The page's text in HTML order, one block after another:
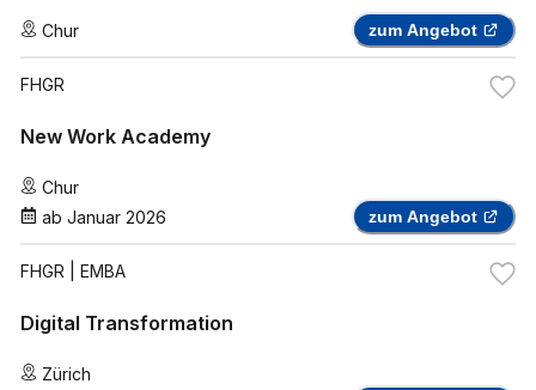
Chur zum Angebot
FHGR
New Work Academy
Chur
ab Januar 2026 zum Angebot
FHGR | EMBA
Digital Transformation
Zürich